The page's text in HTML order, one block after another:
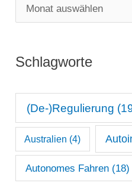
n
o
a
a
Schlagworte
(De-)Regulierung
Australien (4)
Autonomes Fahren(18)